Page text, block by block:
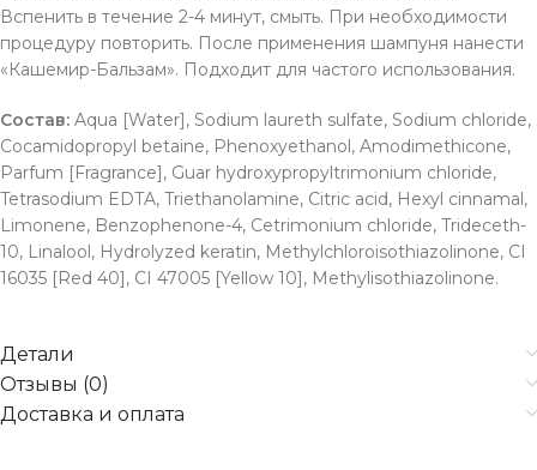
Вспенить в течение 2-4 минут, смыть. При необходимости
процедуру повторить. После применения шампуня нанести
«Кашемир-Бальзам». Подходит для частого использования.
Состав: Aqua [Water], Sodium laureth sulfate, Sodium chloride,
Cocamidopropyl betaine, Phenoxyethanol, Amodimethicone,
Parfum [Fragrance], Guar hydroxypropyltrimonium chloride,
Tetrasodium EDTA, Triethanolamine, Citric acid, Hexyl cinnamal,
Limonene, Benzophenone-4, Cetrimonium chloride, Trideceth-
10, Linalool, Hydrolyzed keratin, Methylchloroisothiazolinone, CI
16035 [Red 40], CI 47005 [Yellow 10], Methylisothiazolinone.
Детали
Отзывы (0)
Доставка и оплата